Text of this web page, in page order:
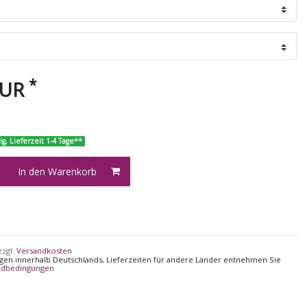
*
Lieferzeit 1-4 Tage**
In den Warenkorb
Versandkosten
innerhalb Deutschlands, Lieferzeiten für andere Länder entnehmen Sie